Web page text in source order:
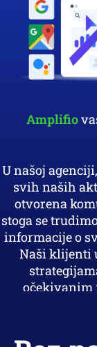
Amplifio
U našoj
svih naših
otvorena
stoga se
informacije o
Naši klijenti
očekivanim